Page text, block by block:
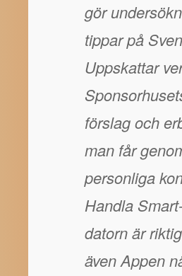
gör
tippar på
Uppskattar
förslag och
man får
personliga
Handla
datorn är
även Appen